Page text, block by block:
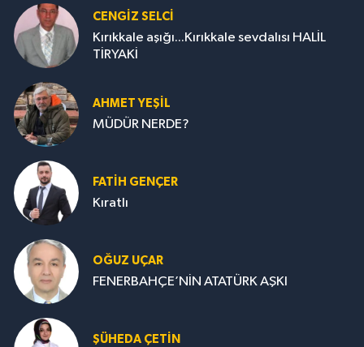
CENGİZ SELCİ
Kırıkkale aşığı...Kırıkkale sevdalısı HALİL
TİRYAKİ
AHMET YEŞİL
MÜDÜR NERDE?
FATIH GENÇER
Kıratlı
OĞUZ UÇAR
FENERBAHÇE’NİN ATATÜRK AŞKI
ŞÜHEDA ÇETİN